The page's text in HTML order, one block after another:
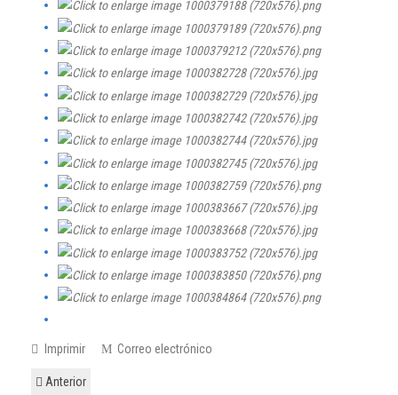
Imprimir Correo electrónico
Anterior